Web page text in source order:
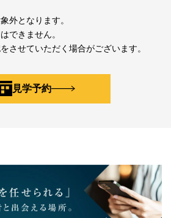
外となります。
できません。
させていただく場合がございます。
見学予約